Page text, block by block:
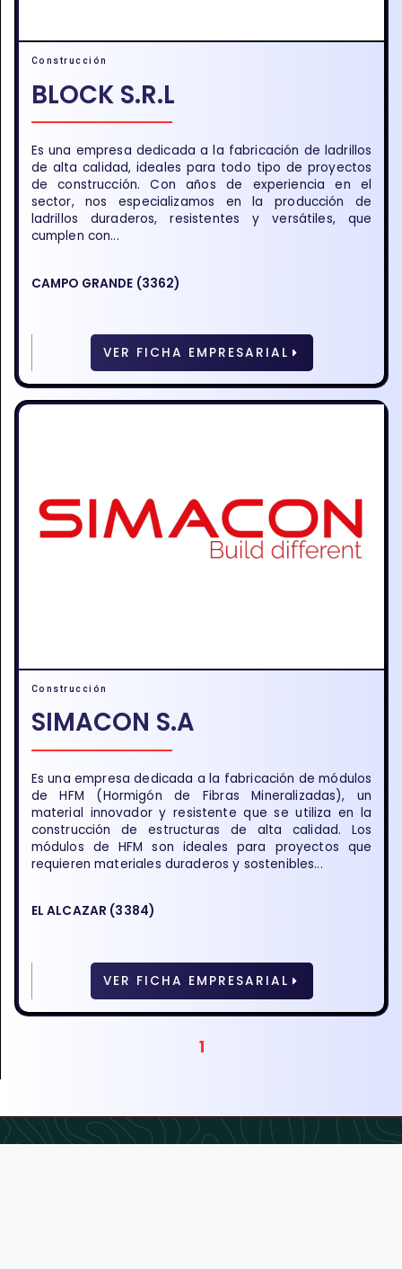
Construcción
BLOCK S.R.L
Es una empresa dedicada a la fabricación de ladrillos
de alta calidad, ideales para todo tipo de proyectos
de construcción. Con años de experiencia en el
sector, nos especializamos en la producción de
ladrillos duraderos, resistentes y versátiles, que
cumplen con...
CAMPO GRANDE (3362)
VER FICHA EMPRESARIAL
Construcción
SIMACON S.A
Es una empresa dedicada a la fabricación de módulos
de HFM (Hormigón de Fibras Mineralizadas), un
material innovador y resistente que se utiliza en la
construcción de estructuras de alta calidad. Los
módulos de HFM son ideales para proyectos que
requieren materiales duraderos y sostenibles...
EL ALCAZAR (3384)
VER FICHA EMPRESARIAL
1